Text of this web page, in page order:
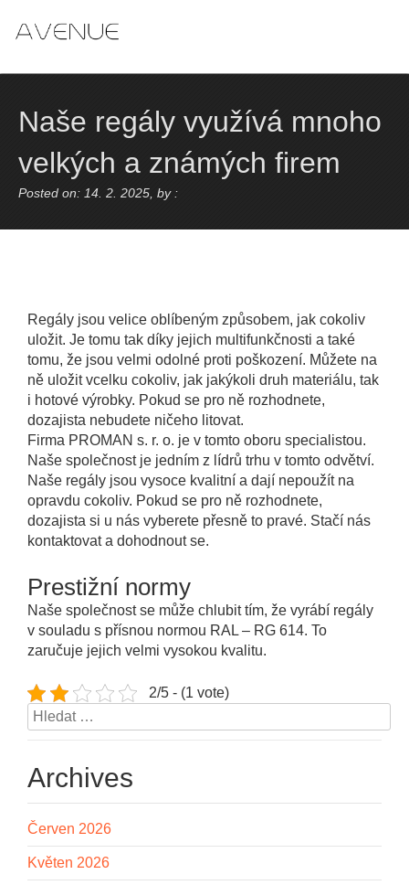
Naše regály využívá mnoho
velkých a známých firem
Posted on: 14. 2. 2025, by :
Regály jsou velice oblíbeným způsobem, jak cokoliv
uložit. Je tomu tak díky jejich multifunkčnosti a také
tomu, že jsou velmi odolné proti poškození. Můžete na
ně uložit vcelku cokoliv, jak jakýkoli druh materiálu, tak
i hotové výrobky. Pokud se pro ně rozhodnete,
dozajista nebudete ničeho litovat.
Firma PROMAN s. r. o. je v tomto oboru specialistou.
Naše společnost je jedním z lídrů trhu v tomto odvětví.
Naše regály jsou vysoce kvalitní a dají nepoužít na
opravdu cokoliv. Pokud se pro ně rozhodnete,
dozajista si u nás vyberete přesně to pravé. Stačí nás
kontaktovat a dohodnout se.
Prestižní normy
Naše společnost se může chlubit tím, že vyrábí regály
v souladu s přísnou normou RAL – RG 614. To
zaručuje jejich velmi vysokou kvalitu.
2/5 - (1 vote)
Vyhledávání
Archives
Červen 2026
Květen 2026